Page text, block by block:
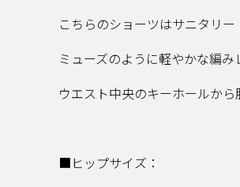
こちらのショーツはサニタリー
ミューズのように軽やかな編
ウエスト中央のキーホールか
■ヒップサイズ：